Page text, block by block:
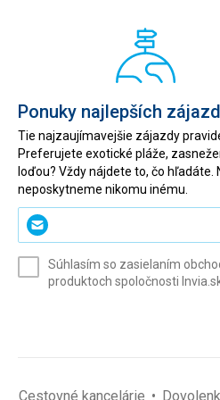
Ponuky najlepších
Tie najzaujímavejšie zájazdy
Preferujete exotické pláže,
loďou? Vždy nájdete to, čo hľadáte.
neposkytneme nikomu inému.
Zadajte
svoj
(povinné)
Súhlasím so zasielaním
produktoch spoločnosti
Cestovné kancelárie